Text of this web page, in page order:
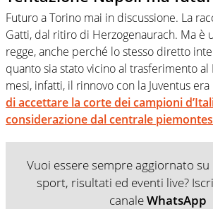
Futuro a Torino mai in discussione. La
Gatti, dal ritiro di Herzogenaurach. Ma è
regge, anche perché lo stesso diretto
quanto sia stato vicino al trasferimento
mesi, infatti, il rinnovo con la Juventus era
di accettare la corte dei campioni
considerazione dal centrale
Vuoi essere sempre aggiornato
sport, risultati ed eventi live?
canaleWhatsApp